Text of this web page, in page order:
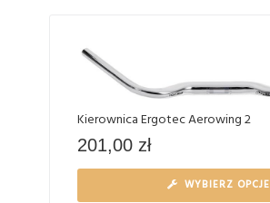
Kierownica Ergotec Aerowing 2
201,00 zł
WYBIERZ OPCJE